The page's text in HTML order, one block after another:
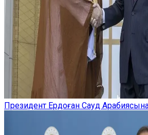
Президент Ердоған Сауд